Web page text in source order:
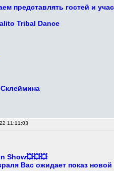
представлять гостей и
Tribal Dance
11:11:03
Show💥💥💥
Вас ожидает показ